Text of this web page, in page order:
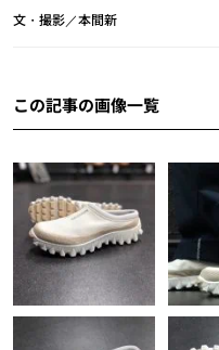
文・撮影／本間新
この記事の画像一覧